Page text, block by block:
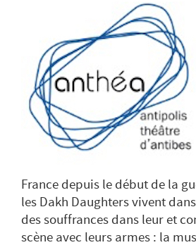
France depuis le début de la
les Dakh Daughters vivent
des souffrances dans leur et
scène avec leurs armes : la